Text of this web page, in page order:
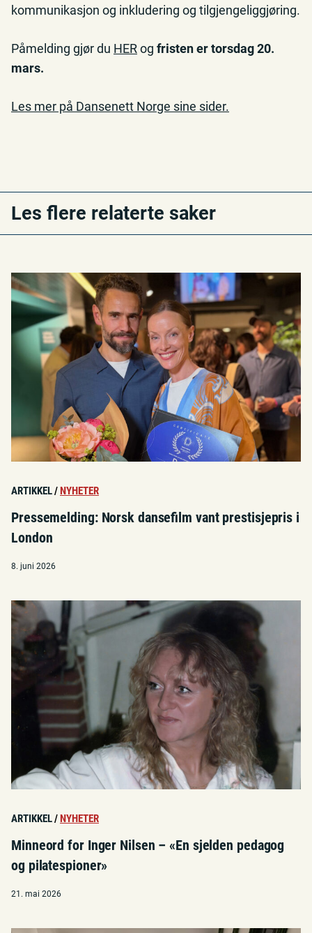
kommunikasjon og inkludering og tilgjengeliggjøring.
Påmelding gjør du HERog fristen er torsdag 20.
mars.
Les mer på Dansenett Norge sine sider.
Les flere relaterte saker
ARTIKKEL/NYHETER
Pressemelding: Norsk dansefilm vant prestisjepris i
London
8. juni 2026
ARTIKKEL/NYHETER
Minneord for Inger Nilsen – «En sjelden pedagog
og pilatespioner»
21. mai 2026